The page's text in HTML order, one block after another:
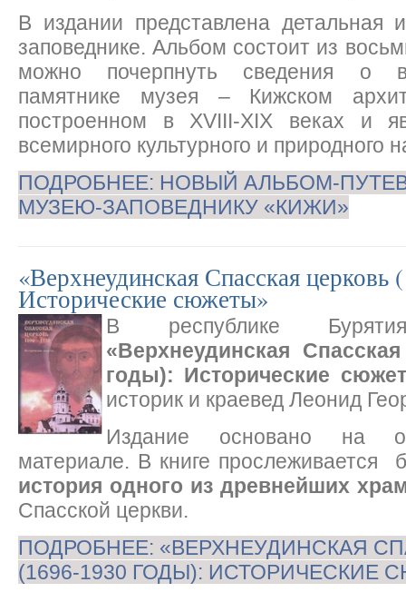
В издании представлена
заповеднике. Альбом состоит из
можно почерпнуть сведения о
памятнике музея – Кижском
построенном в XVIII-XIX веках и
всемирного культурного и природного
ПОДРОБНЕЕ: НОВЫЙ АЛЬБОМ-
МУЗЕЮ-ЗАПОВЕДНИКУ «КИЖИ»
«Верхнеудинская Спасская церковь
Исторические сюжеты»
В республике
«Верхнеудинская
годы): Исторические
историк и краевед Леонид
Издание основано на
материале. В книге прослеживается
история одного из древнейших
Спасской церкви.
ПОДРОБНЕЕ: «ВЕРХНЕУДИНСКАЯ
(1696-1930 ГОДЫ): ИСТОРИЧЕСКИЕ